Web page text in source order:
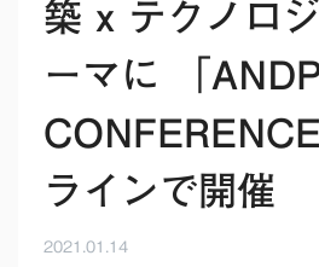
築 x テクノロ
ーマに 「
ラインで開催
2021.01.14